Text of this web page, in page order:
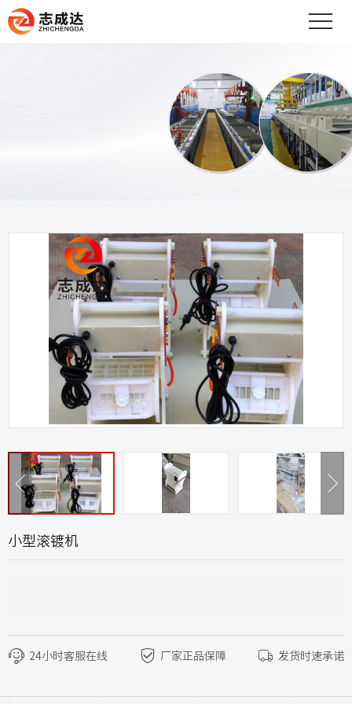
小型滚镀机
24小时客服在线 厂家正品保障 发货时速承诺